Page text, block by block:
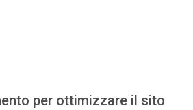
per ottimizzare il sito